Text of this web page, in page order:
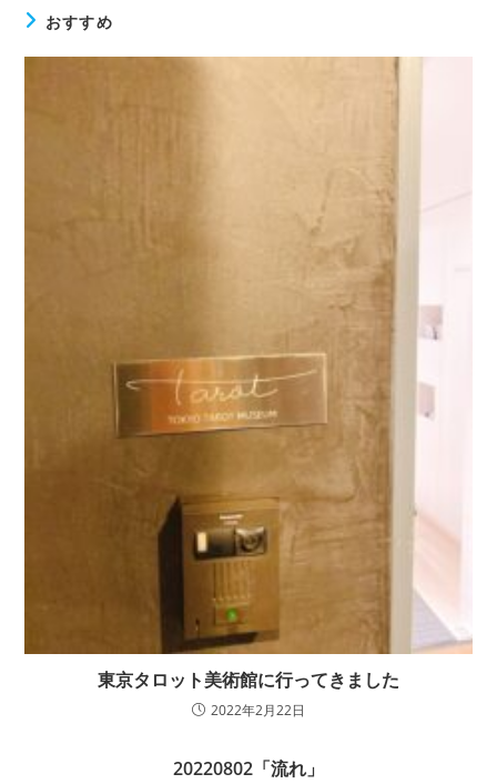
おすすめ
東京タロット美術館に行ってきました
2022年2月22日
20220802「流れ」